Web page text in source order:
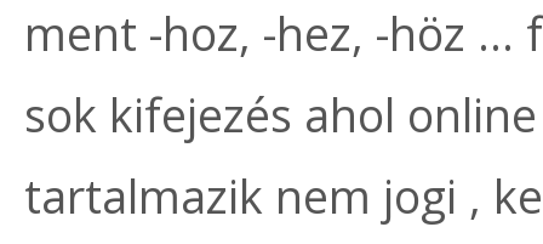
ment -hoz, -hez, -höz …
sok kifejezés ahol
tartalmazik nem jogi ,